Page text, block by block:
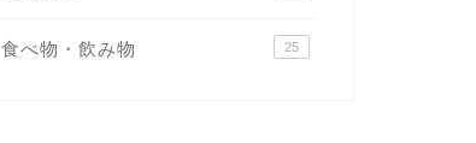
食べ物・飲み物 25